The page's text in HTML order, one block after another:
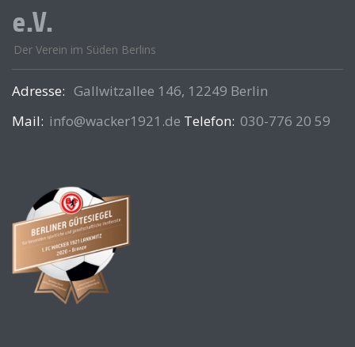
e.V.
Der Verein im Süden Berlins
Adresse: Gallwitzallee 146, 12249 Berlin
Mail: info@wacker1921.de Telefon: 030-776 20 59